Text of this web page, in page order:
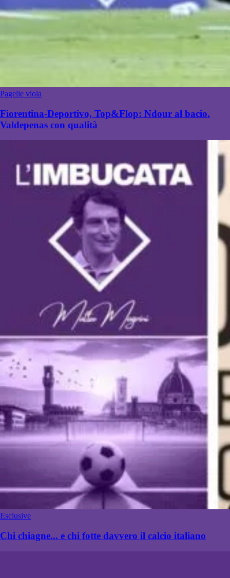
Pagelle viola
Fiorentina-Deportivo, Top&Flop: Ndour al bacio.
Valdepenas con qualità
Esclusive
Chi chiagne... e chi fotte davvero il calcio italiano